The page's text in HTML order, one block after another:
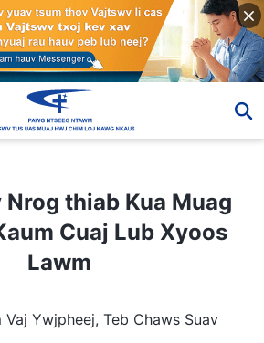
Nrog thiab Kua Muag
Cuaj Lub Xyoos
Lawm
Vaj Ywjpheej, Teb Chaws Suav